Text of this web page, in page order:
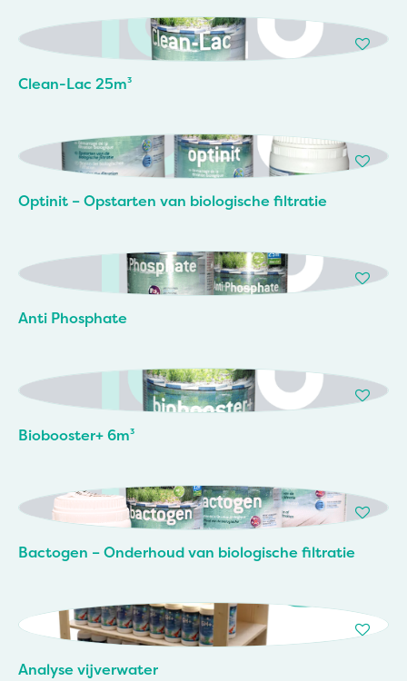
Clean-Lac 25m³
Optinit – Opstarten van biologische filtratie
Anti Phosphate
Biobooster+ 6m³
Bactogen – Onderhoud van biologische filtratie
Analyse vijverwater